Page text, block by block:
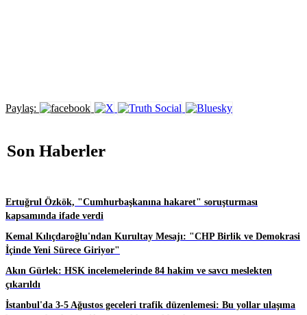
Paylaş:
Son Haberler
Ertuğrul Özkök, "Cumhurbaşkanına hakaret" soruşturması
kapsamında ifade verdi
Kemal Kılıçdaroğlu'ndan Kurultay Mesajı: "CHP Birlik ve Demokrasi
İçinde Yeni Sürece Giriyor"
Akın Gürlek: HSK incelemelerinde 84 hakim ve savcı meslekten
çıkarıldı
İstanbul'da 3-5 Ağustos geceleri trafik düzenlemesi: Bu yollar ulaşıma